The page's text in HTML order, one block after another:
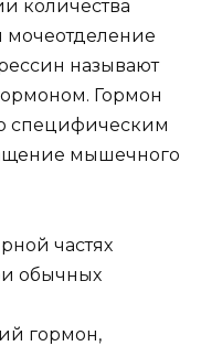
количества
мочеотделение
называют
Гормон
специфическим
мышечного
частях
обычных
гормон,